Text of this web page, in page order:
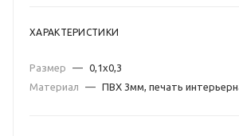
ХАРАКТЕРИСТИКИ
Размер — 0,1х0,3
Материал
— ПВХ 3мм, печать